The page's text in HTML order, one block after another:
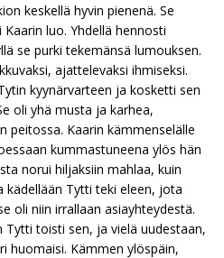
keskellä hyvin pienenä. Se
luo. Yhdellä hennosti
se purki tekemänsä lumouksen.
ajattelevaksi ihmiseksi.
kyynärvarteen ja kosketti sen
oli yhä musta ja karhea,
peitossa. Kaarin kämmenselälle
kummastuneena ylös hän
norui hiljaksiin mahlaa, kuin
kädellään Tytti teki eleen, jota
oli niin irrallaan asiayhteydestä.
Tytti toisti sen, ja vielä uudestaan,
huomaisi. Kämmen ylöspäin,